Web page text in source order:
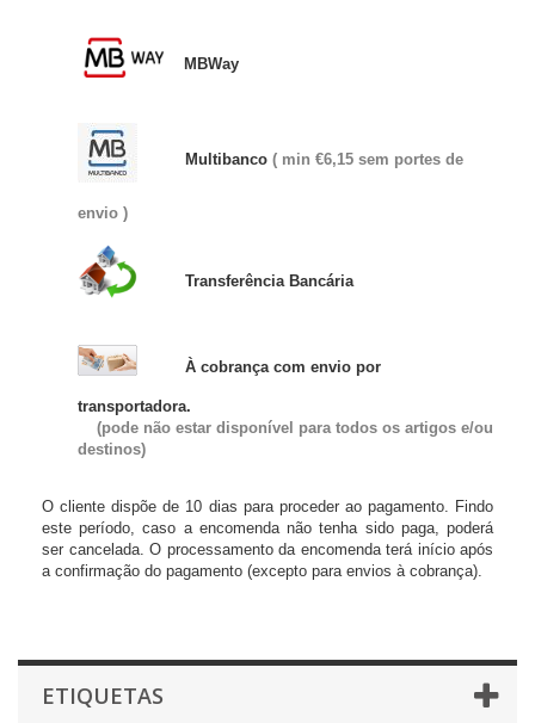
MBWay
Multibanco ( min €6,15 sem portes de
envio )
Transferência Bancária
À cobrança com envio por
transportadora.
(pode não estar disponível para todos os artigos e/ou
destinos)
O cliente dispõe de 10 dias para proceder ao pagamento. Findo
este período, caso a encomenda não tenha sido paga, poderá
ser cancelada. O processamento da encomenda terá início após
a confirmação do pagamento (excepto para envios à cobrança).
ETIQUETAS